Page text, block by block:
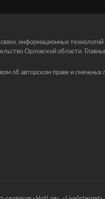
информационных
Орловской области.
об авторском праве и смежных